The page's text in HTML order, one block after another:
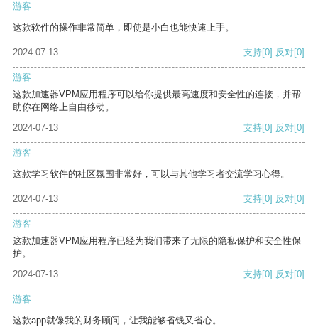
游客
这款软件的操作非常简单，即使是小白也能快速上手。
2024-07-13 支持[0] 反对[0]
游客
这款加速器VPM应用程序可以给你提供最高速度和安全性的连接，并帮
助你在网络上自由移动。
2024-07-13
支持[0] 反对[0]
游客
这款学习软件的社区氛围非常好，可以与其他学习者交流学习心得。
2024-07-13 支持[0] 反对[0]
游客
这款加速器VPM应用程序已经为我们带来了无限的隐私保护和安全性保
护。
2024-07-13
支持[0] 反对[0]
游客
这款app就像我的财务顾问，让我能够省钱又省心。